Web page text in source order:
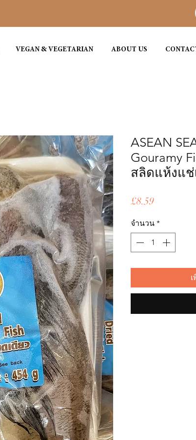
VEGAN & VEGETARIAN ABOUT US
ASEAN
Gouramy
สลิดแห้งแช่
£8.59ราคา
จำนวน *